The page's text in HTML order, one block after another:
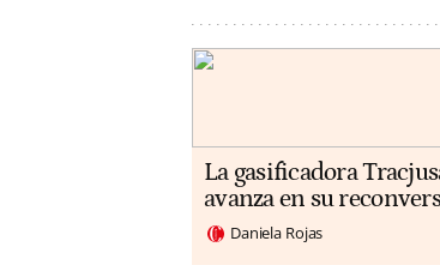
La gasificadora
avanza en su
Daniela Rojas